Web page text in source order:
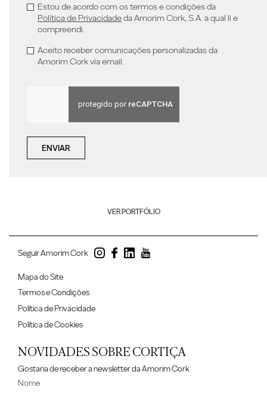
Estou de acordo com os termos e condições da
Política de Privacidadeda Amorim Cork, S.A. a qual li e
compreendi.
Aceito receber comunicações personalizadas da
Amorim Cork via email.
ENVIAR
VER PORTFÓLIO
Seguir Amorim Cork
Mapa do Site
Termos e Condições
Política de Privacidade
Política de Cookies
NOVIDADES SOBRE CORTIÇA
Gostaria de receber a newsletter da Amorim Cork